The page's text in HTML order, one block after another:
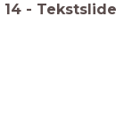
14 - Tekstslide